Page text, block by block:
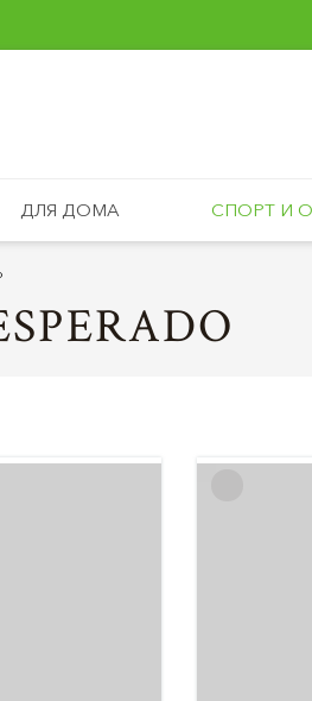
ДЛЯ ДОМА СПОРТ И